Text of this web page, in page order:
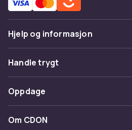
Hjelp og informasjon
Vanlige spørsmål
Spor pakke
Angre & returner her
Kontakt oss
Handle trygt
Betaling
Levering
Oppdage
Kategorier
Om CDON